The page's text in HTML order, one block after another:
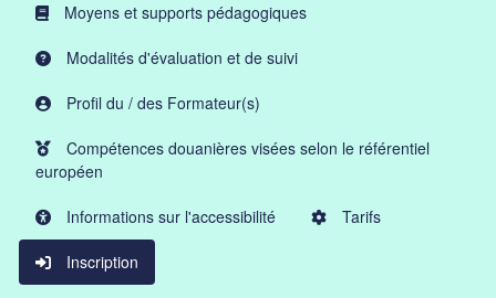
Moyens et supports pédagogiques
Modalités d'évaluation et de suivi
Profil du / des Formateur(s)
Compétences douanières visées selon le référentiel
européen
Informations sur l'accessibilité Tarifs
Inscription